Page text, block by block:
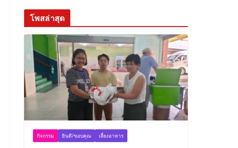
โพสล่าสุด
กิจกรรม ยินดี/ขอบคุณ เลี้ยงอาหาร